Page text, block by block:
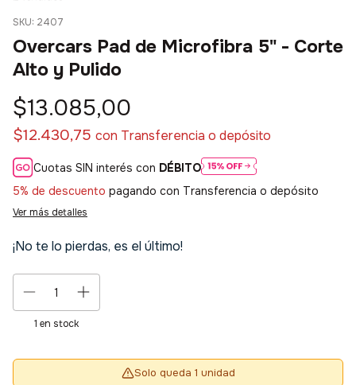
SKU: 2407
Overcars Pad de Microfibra 5" - Corte
Alto y Pulido
$13.085,00
$12.430,75 con Transferencia o depósito
Cuotas SIN interés con DÉBITO
5% de descuento pagando con Transferencia o depósito
Ver más detalles
¡No te lo pierdas, es el último!
1 en stock
Solo queda 1 unidad